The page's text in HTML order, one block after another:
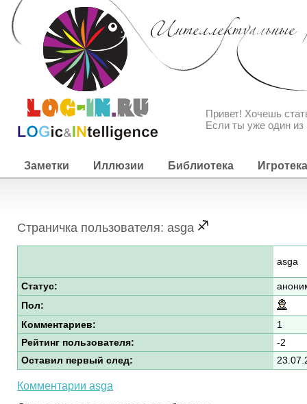
Привет! Хочешь
Если ты уже один из
Заметки Иллюзии Библиотека Игротека
Страничка пользователя: asga
asga
Статус:
Пол:
Комментариев:
1
Рейтинг пользователя:
-2
Оставил первый след:
Комментарии asga